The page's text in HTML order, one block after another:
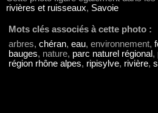
rivières et ruisseaux, Savoie
Mots clés associés à cette photo :
arbres, chéran, eau, environnement,
bauges, nature, parc naturel régional ,
région rhône alpes, ripisylve, rivière,